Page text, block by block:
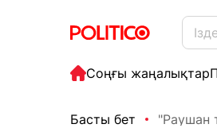
Соңғы жаңалықтар
Басты бет "Раушан